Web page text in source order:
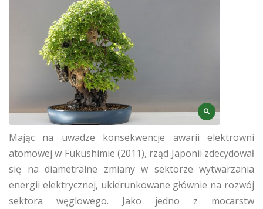
Mając na uwadze konsekwencje awarii elektrowni
atomowej w Fukushimie (2011), rząd Japonii zdecydował
się na diametralne zmiany w sektorze wytwarzania
energii elektrycznej, ukierunkowane głównie na rozwój
sektora węglowego. Jako jedno z mocarstw